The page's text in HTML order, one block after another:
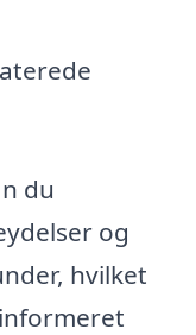
du
og
hvilket